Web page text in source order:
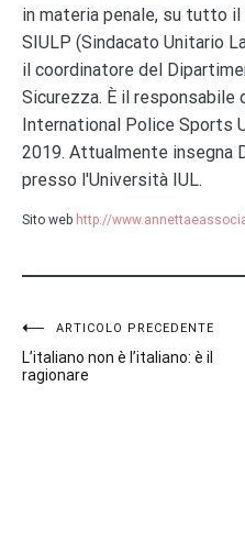
in materia penale, su tutto
SIULP (Sindacato Unitario
il coordinatore del
Sicurezza. È il responsabile
International Police Sports
2019. Attualmente insegna
presso l'Università IUL.
Sito web http://
Navigazione
articoli
ARTICOLO PRECEDENTE
L’italiano non è l’italiano: è il
ragionare